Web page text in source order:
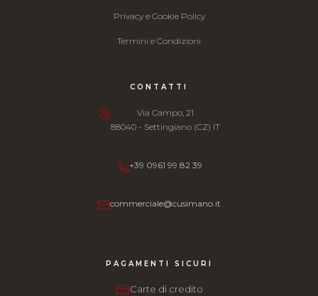
Privacy e Cookie Policy
Termini e Condizioni
CONTATTI
Via Campo, 21
88040 - Settingiano (CZ) IT
+39 0961 99 82 39
commerciale@cusimano.it
PAGAMENTI SICURI
Carte di credito